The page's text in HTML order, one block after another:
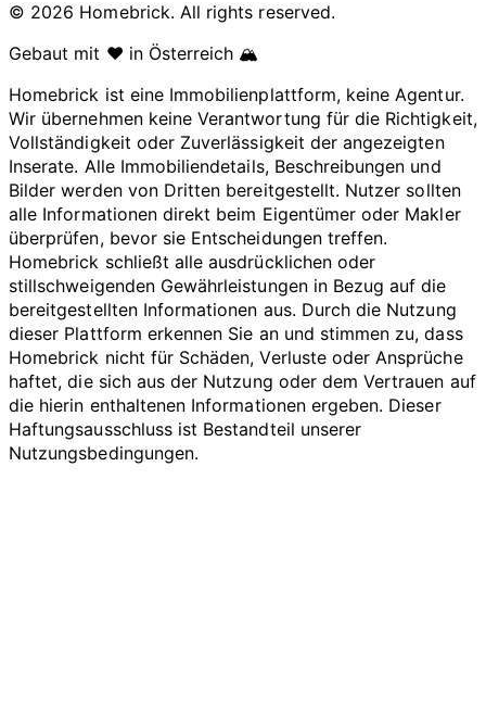
© 2026 Homebrick. All rights reserved.
Gebaut mit ❤️ in Österreich 🏔️
Homebrick ist eine Immobilienplattform, keine Agentur.
Wir übernehmen keine Verantwortung für die Richtigkeit,
Vollständigkeit oder Zuverlässigkeit der angezeigten
Inserate. Alle Immobiliendetails, Beschreibungen und
Bilder werden von Dritten bereitgestellt. Nutzer sollten
alle Informationen direkt beim Eigentümer oder Makler
überprüfen, bevor sie Entscheidungen treffen.
Homebrick schließt alle ausdrücklichen oder
stillschweigenden Gewährleistungen in Bezug auf die
bereitgestellten Informationen aus. Durch die Nutzung
dieser Plattform erkennen Sie an und stimmen zu, dass
Homebrick nicht für Schäden, Verluste oder Ansprüche
haftet, die sich aus der Nutzung oder dem Vertrauen auf
die hierin enthaltenen Informationen ergeben. Dieser
Haftungsausschluss ist Bestandteil unserer
Nutzungsbedingungen.